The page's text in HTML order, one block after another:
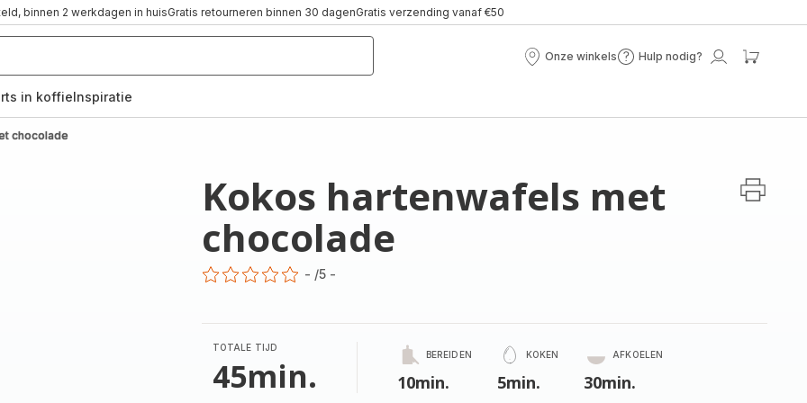
binnen 2 werkdagen in huisGratis retourneren binnen 30 dagenGratis verzending vanaf €50
Onze winkels
Onze
Hulp nodig?
Hulp
Mijn
in koffieInspiratie
chocolade
Kokos hartenwafels met
chocolade
- /5 -
TOTALE TIJD
45min.
BEREIDEN
10min.
KOKEN
5min.
AFKOELEN
30min.